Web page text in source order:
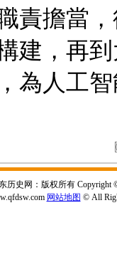
責擔當
建，再
為人工
历史网：版权所有 Copyright
网站地图 © All